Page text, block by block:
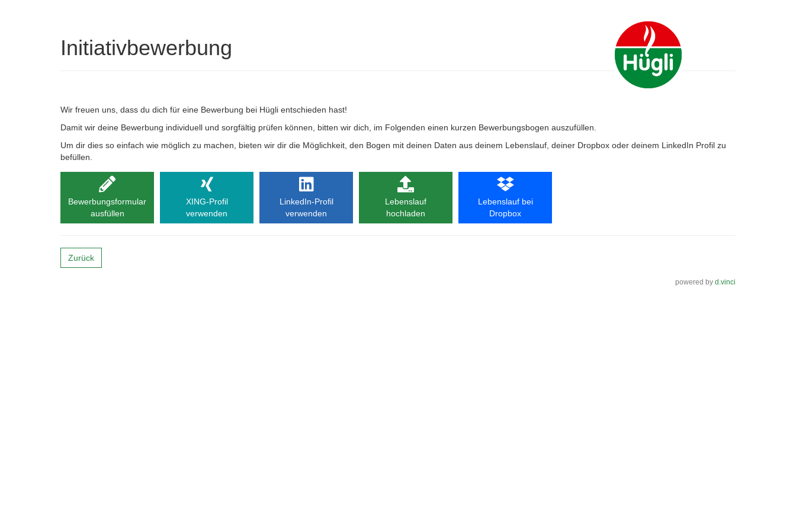
Initiativbewerbung
Wir freuen uns, dass du dich für eine Bewerbung bei Hügli entschieden hast!
Damit wir deine Bewerbung individuell und sorgfältig prüfen können, bitten wir dich, im Folgenden einen kurzen Bewerbungsbogen auszufüllen.
Um dir dies so einfach wie möglich zu machen, bieten wir dir die Möglichkeit, den Bogen mit deinen Daten aus deinem Lebenslauf, deiner Dropbox oder deinem LinkedIn Profil zu
befüllen.
Bewerbungsformular
ausfüllen
XING-Profil
verwenden
LinkedIn-Profil
verwenden
Lebenslauf
hochladen
Lebenslauf bei
Dropbox
Zurück
powered by d.vinci